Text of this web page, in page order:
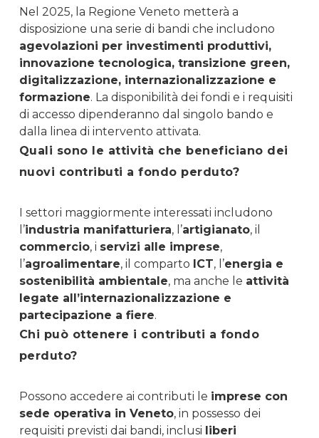
Nel 2025, la Regione Veneto metterà a
disposizione una serie di bandi che includono
agevolazioni per investimenti produttivi,
innovazione tecnologica, transizione green,
digitalizzazione, internazionalizzazione e
formazione. La disponibilità dei fondi e i requisiti
di accesso dipenderanno dal singolo bando e
dalla linea di intervento attivata.
Quali sono le attività che beneficiano dei
nuovi contributi a fondo perduto?
I settori maggiormente interessati includono
l’industria manifatturiera, l’artigianato, il
commercio, i servizi alle imprese,
l’agroalimentare, il comparto ICT, l’energia e
sostenibilità ambientale, ma anche le attività
legate all’internazionalizzazione e
partecipazione a fiere.
Chi può ottenere i contributi a fondo
perduto?
Possono accedere ai contributi le imprese con
sede operativa in Veneto, in possesso dei
requisiti previsti dai bandi, inclusi liberi